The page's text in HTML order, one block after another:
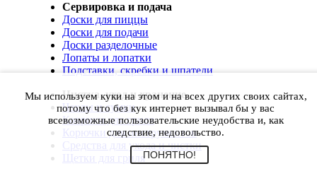
Сервировка и подача
Доски для пиццы
Доски для подачи
Доски разделочные
Лопаты и лопатки
Подставки, скребки и шпатели
Чистка, уход и хранение
Чехлы и сумки
Коврики для гриля
Корючки для инструментов
Средства для ухода и чистки
Щетки для гриля
Мы используем куки на этом и на всех других своих сайтах,
потому что без кук интернет вызывал бы у вас
всевозможные пользовательские неудобства и, как
следствие, недовольство.
ПОНЯТНО!